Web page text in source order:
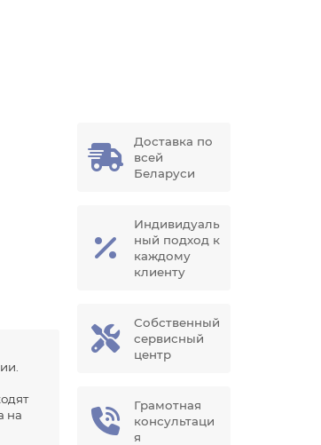
на
Доставка по
всей
Беларуси
Индивидуаль
ный подход к
каждому
клиенту
Собственный
сервисный
центр
Грамотная
консультаци
я